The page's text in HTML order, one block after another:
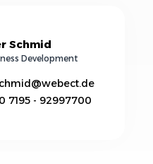
Schmid
Development
7195 - 92997700